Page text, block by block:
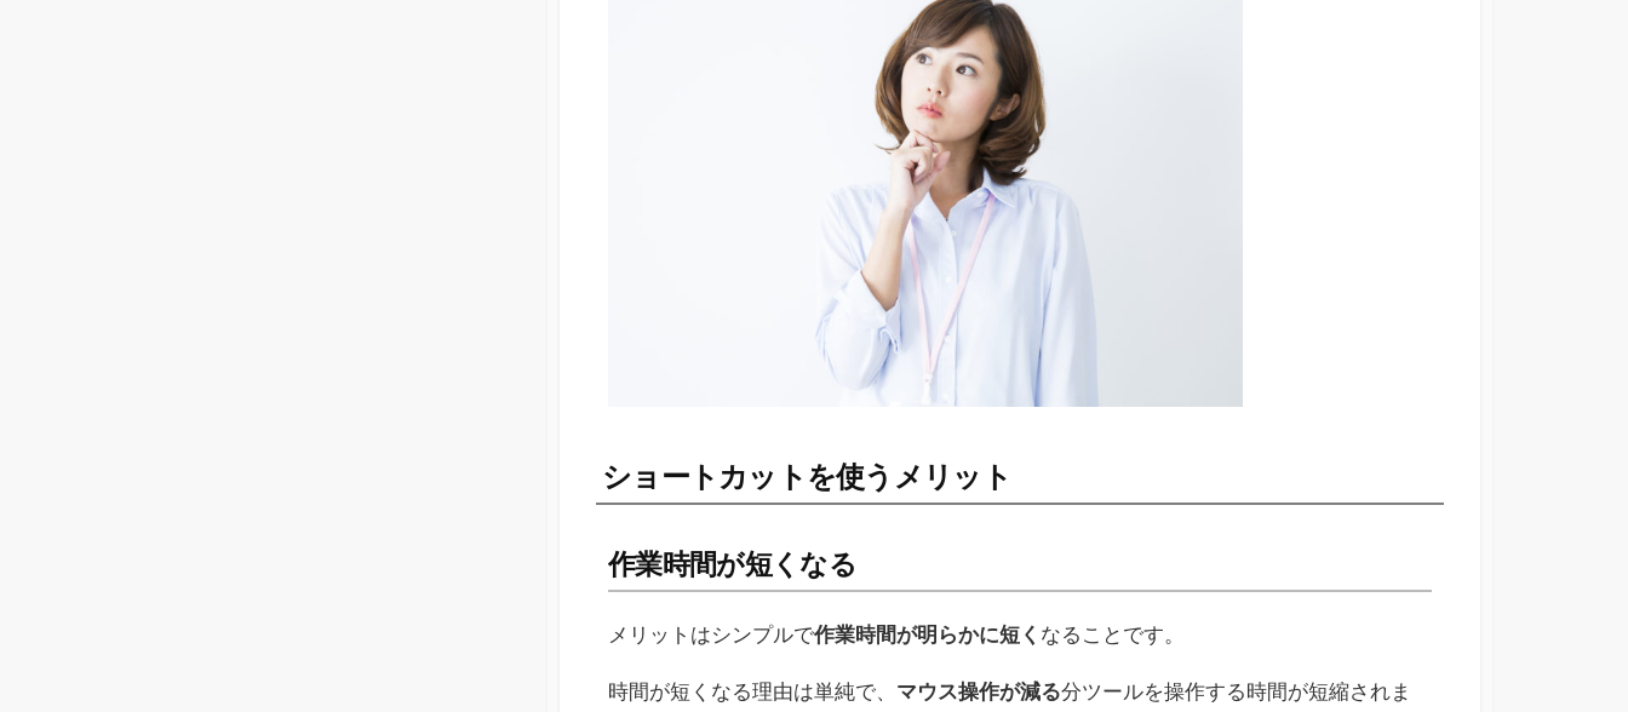
ショートカットを使うメリット
作業時間が短くなる
メリットはシンプルで作業時間が明らかに短く なることです。
時間が短くなる理由は単純で、 マウス操作が減る分ツールを操作する時間が短縮されま